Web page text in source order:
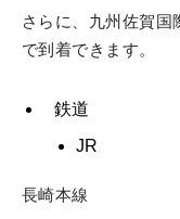
さらに、九州佐賀国
で到着できます。
鉄道
JR
長崎本線